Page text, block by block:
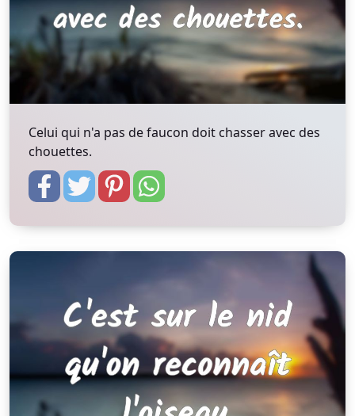
Celui qui n'a pas de faucon doit chasser avec des
chouettes.